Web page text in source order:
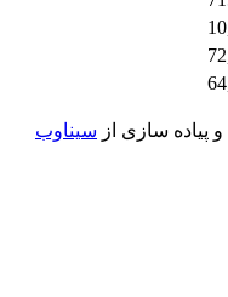
پیاده سازی از سیناوب